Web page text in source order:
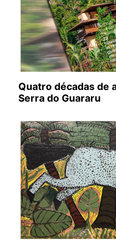
Quatro décadas de
Serra do Guararu